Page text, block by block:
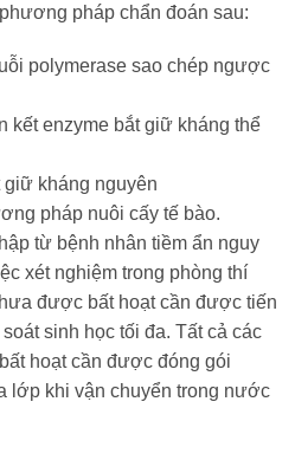
pháp chẩn đoán sau:
polymerase sao chép ngược
kết enzyme bắt giữ kháng thể
giữ kháng nguyên
pháp nuôi cấy tế bào.
từ bệnh nhân tiềm ẩn nguy
xét nghiệm trong phòng thí
được bất hoạt cần được tiến
sinh học tối đa. Tất cả các
hoạt cần được đóng gói
lớp khi vận chuyển trong nước